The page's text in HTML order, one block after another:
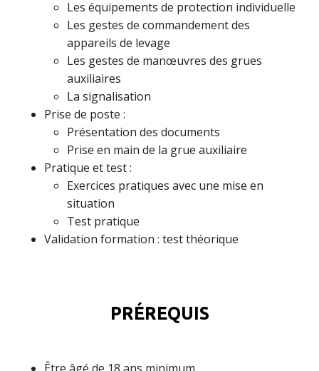
Les équipements de protection individuelle
Les gestes de commandement des
appareils de levage
Les gestes de manœuvres des grues
auxiliaires
La signalisation
Prise de poste :
Présentation des documents
Prise en main de la grue auxiliaire
Pratique et test :
Exercices pratiques avec une mise en
situation
Test pratique
Validation formation : test théorique
PRÉREQUIS